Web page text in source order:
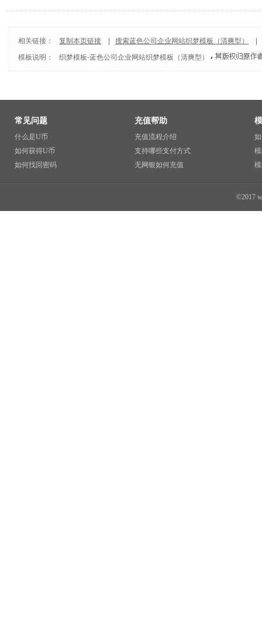
相关链接： 复制本页链接 搜索蓝色公司企业网站织梦模板（清爽型）
模板说明：
织梦模板-蓝色公司企业网站织梦模板（清爽型）
常见问题
什么是U币
如何获得U币
如何找回密码
充值帮助
充值流程介绍
支持哪些支付方式
无网银如何充值
©2017